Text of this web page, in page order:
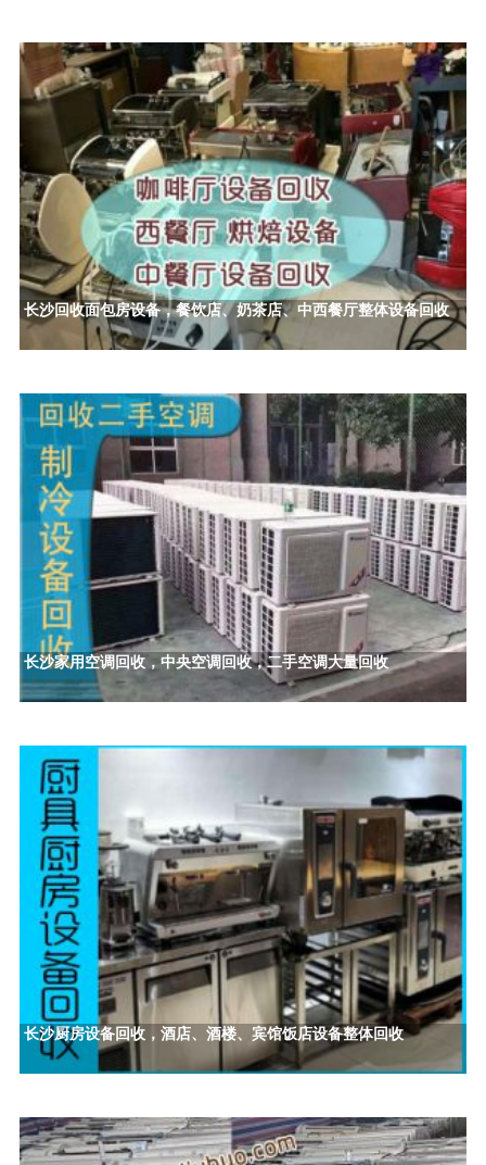
长沙回收面包房设备，餐饮店、奶茶店、中西餐厅整体设备回收
长沙家用空调回收，中央空调回收，二手空调大量回收
长沙厨房设备回收，酒店、酒楼、宾馆饭店设备整体回收